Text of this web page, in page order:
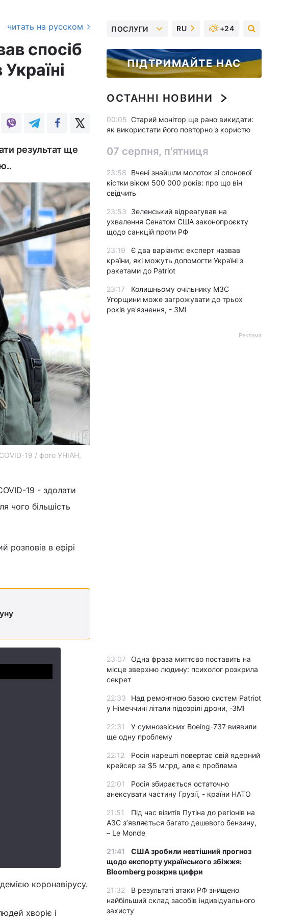
читать на русском
спосіб
результат ще
19 / фото УНІАН,
19 - здолати
чого більшість
розповів в ефірі
коронавірусу.
хворіє і
ПОСЛУГИ RU +24
ПІДТРИМАЙТЕ НАС
ОСТАННІ НОВИНИ
00:05 Старий монітор ще рано викидати:
як використати його повторно з користю
07 серпня, п'ятниця
23:58
Вчені знайшли молоток зі слонової
кістки віком 500 000 років: про що він
свідчить
23:53
Зеленський відреагував на
ухвалення Сенатом США законопроєкту
щодо санкцій проти РФ
23:19
Є два варіанти: експерт назвав
країни, які можуть допомогти Україні з
ракетами до Patriot
23:17
Колишньому очільнику МЗС
Угорщини може загрожувати до трьох
років ув'язнення, - ЗМІ
Реклама
23:07
Одна фраза миттєво поставить на
місце зверхню людину: психолог розкрила
секрет
22:33
Над ремонтною базою систем Patriot
у Німеччині літали підозрілі дрони, -ЗМІ
22:31
У сумнозвісних Boeing-737 виявили
ще одну проблему
22:12
Росія нарешті повертає свій ядерний
крейсер за $5 млрд, але є проблема
22:01
Росія збирається остаточно
анексувати частину Грузії, - країни НАТО
21:51
Під час візитів Путіна до регіонів на
АЗС з’являється багато дешевого бензину,
– Le Monde
21:41
США зробили невтішний прогноз
щодо експорту українського збіжжя:
Bloomberg розкрив цифри
21:32
В результаті атаки РФ знищено
найбільший склад засобів індивідуального
захисту